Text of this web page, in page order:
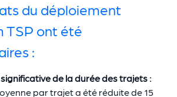
du déploiement
TSP ont été
:
de la durée des trajets :
par trajet a été réduite de 15